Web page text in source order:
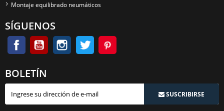
Montaje equilibrado neumáticos
SÍGUENOS
BOLETÍN
SUSCRIBIRSE